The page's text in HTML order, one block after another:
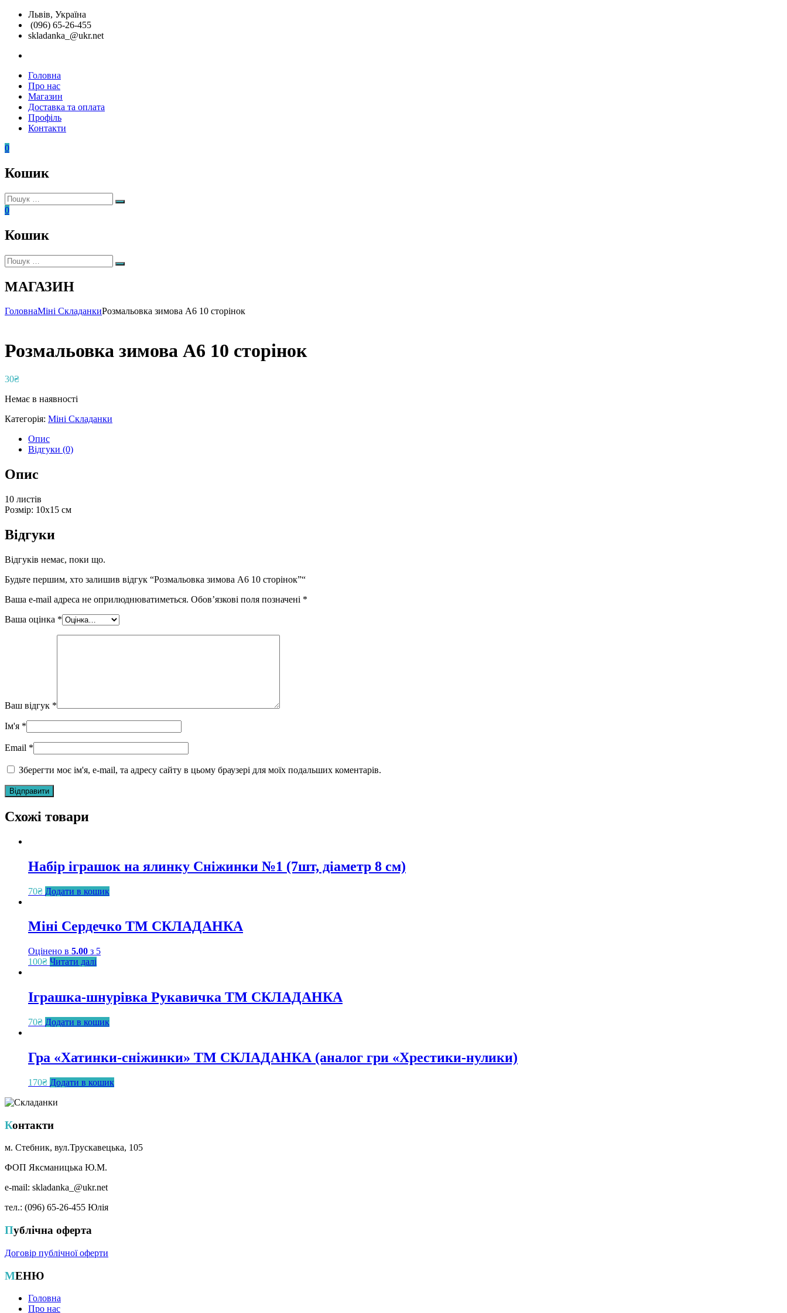
Перейти
вмісту
Львів, Україна
(096) 65-26-455
skladanka_@ukr.net
Складанка
Унікальні
розвиваючі
іграшки
Головна
Про нас
Магазин
Доставка та оплата
Профіль
Контакти
0
Кошик
Пошук:
Пошук
0
Кошик
Пошук:
Пошук
МАГАЗИН
ГоловнаМіні СкладанкиРозмальовка зимова А6 10 сторінок
Розмальовка зимова А6 10 сторінок
30₴
Немає в наявності
Категорія: Міні Складанки
Опис
Відгуки (0)
Опис
10 листів
Розмір: 10х15 см
Відгуки
Відгуків немає, поки що.
Будьте першим, хто залишив відгук “Розмальовка зимова А6 10 сторінок”“
Ваша e-mail адреса не оприлюднюватиметься. Обов’язкові поля позначені *
Ваша оцінка *
Ваш відгук *
Ім'я *
Email *
Зберегти моє ім'я, e-mail, та адресу сайту в цьому браузері для моїх подальших коментарів.
Схожі товари
Набір іграшок на ялинку Сніжинки №1 (7шт, діаметр 8 см)
70₴ Додати в кошик
Міні Сердечко ТМ СКЛАДАНКА
Оцінено в 5.00 з 5
100₴ Читати далі
Іграшка-шнурівка Рукавичка ТМ СКЛАДАНКА
70₴ Додати в кошик
Гра «Хатинки-сніжинки» ТМ СКЛАДАНКА (аналог гри «Хрестики-нулики)
170₴ Додати в кошик
Контакти
м. Стебник, вул.Трускавецька, 105
ФОП Яксманицька Ю.М.
e-mail: skladanka_@ukr.net
тел.: (096) 65-26-455 Юлія
Публічна оферта
Договір публічної оферти
МЕНЮ
Головна
Про нас